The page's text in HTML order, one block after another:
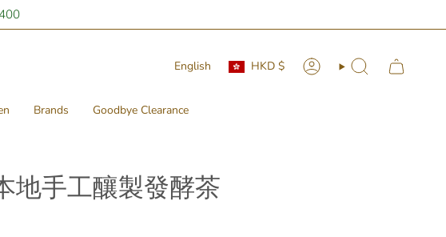
Language
English Currency
HKD $ Account Search
Brands Goodbye Clearance
地手工釀製發酵茶